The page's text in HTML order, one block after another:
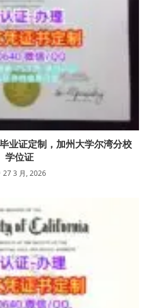
业证定制，加州大学尔湾分校
学位证
27 3 月, 2026